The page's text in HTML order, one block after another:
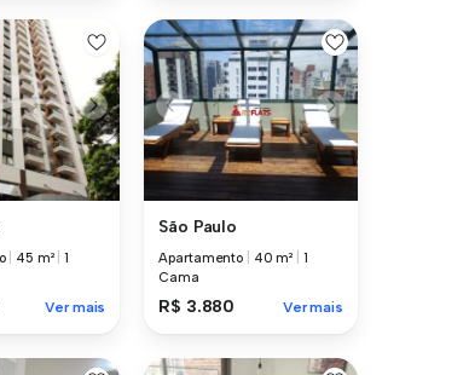
45 m² |1
Ver mais
São Paulo
Apartamento 40 m²
1
Cama
R$ 3.880 Ver mais